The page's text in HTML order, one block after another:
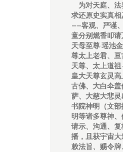
为对天庭、
求还原史实真
——客观、严谨
童分别燃香叩请
天母至尊·瑶池
尊太上老君、
天尊、太上道
皇大天尊玄灵高
古佛、大白伞
萨、大慈大悲
书院神明
（文部
明等诸多尊神
请示、沟通、
播，且获宇宙
敕法旨、赐令牌